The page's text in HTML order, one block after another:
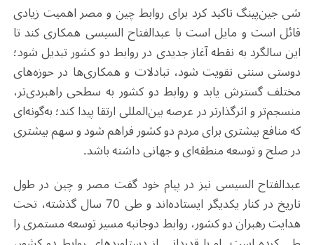
شی جین‌پینگ تاکید کرد برای روابط چین و مصر اهمیت زیادی
قائل است و مایل است با عبدالفتاح السیسی همکاری کند تا
این سالگرد به نقطه آغاز جدیدی در روابط دو کشور تبدیل شود؛
دوستی سنتی تقویت شود، تبادلات و همکاری‌ها در حوزه‌های
مختلف گسترش یابد و روابط دو کشور به سطحی راهبردی‌تر،
منسجم‌تر و اثرگذارتر در عرصه بین‌المللی ارتقا پیدا کند؛ به‌گونه‌ای
که منافع بیشتری برای مردم دو کشور فراهم شود و سهم بیشتری
در صلح و توسعه منطقه‌ای و جهانی داشته باشد.
عبدالفتاح السیسی نیز در پیام خود گفت مصر و چین در طول
تاریخ در کنار یکدیگر ایستاده‌اند و طی 70 سال گذشته، تحت
هدایت رهبران دو کشور، روابط دوجانبه مسیر توسعه مستمری را